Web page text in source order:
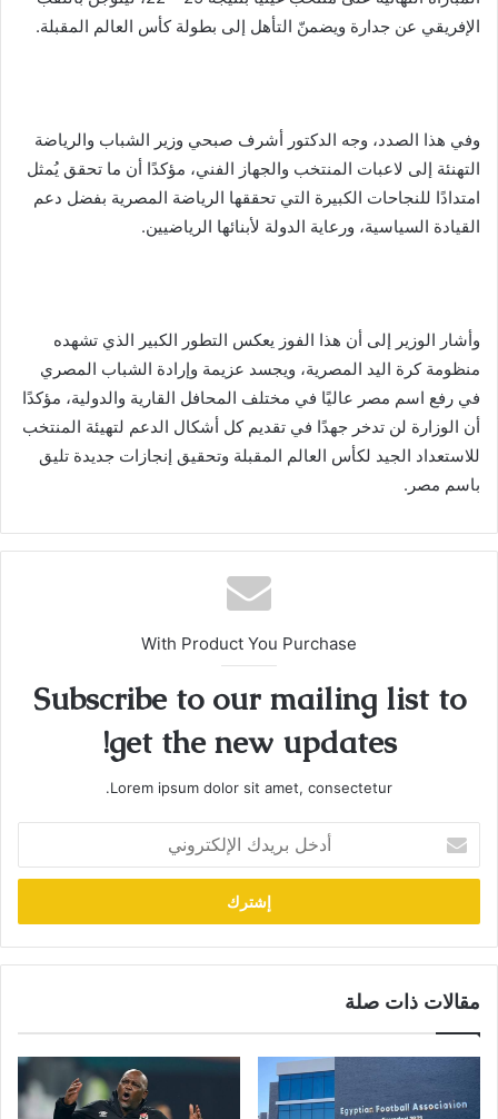
الإفريقي عن جدارة ويضمنّ التأهل إلى بطولة كأس العالم المقبلة.
وفي هذا الصدد، وجه الدكتور أشرف صبحي وزير الشباب والرياضة
التهنئة إلى لاعبات المنتخب والجهاز الفني، مؤكدًا أن ما تحقق يُمثل
امتدادًا للنجاحات الكبيرة التي تحققها الرياضة المصرية بفضل دعم
القيادة السياسية، ورعاية الدولة لأبنائها الرياضيين.
وأشار الوزير إلى أن هذا الفوز يعكس التطور الكبير الذي تشهده
منظومة كرة اليد المصرية، ويجسد عزيمة وإرادة الشباب المصري
في رفع اسم مصر عاليًا في مختلف المحافل القارية والدولية، مؤكدًا
أن الوزارة لن تدخر جهدًا في تقديم كل أشكال الدعم لتهيئة المنتخب
للاستعداد الجيد لكأس العالم المقبلة وتحقيق إنجازات جديدة تليق
باسم مصر.
With Product You Purchase
Subscribe to our mailing list to
get the new updates!
Lorem ipsum dolor sit amet, consectetur.
بريدك
الإلكتروني
مقالات ذات صلة